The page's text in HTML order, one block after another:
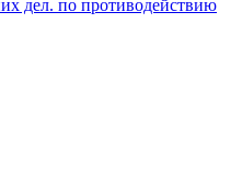
дел. по противодействию